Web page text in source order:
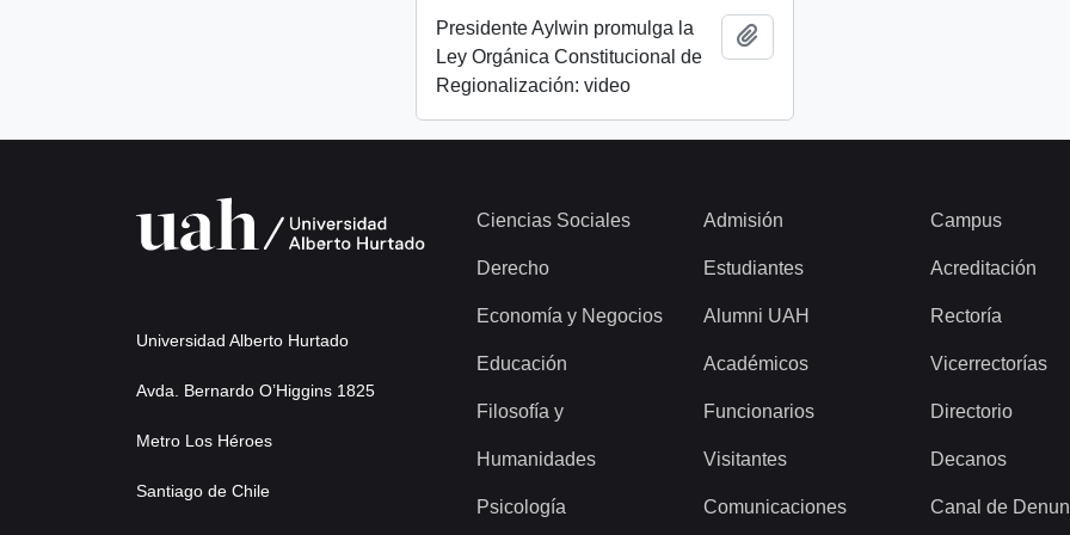
Presidente Aylwin promulga la
Ley Orgánica Constitucional de
Regionalización: video
Universidad Alberto Hurtado
Avda. Bernardo O’Higgins 1825
Metro Los Héroes
Santiago de Chile
Ciencias Sociales
Derecho
Economía y Negocios
Educación
Filosofía y
Humanidades
Psicología
Admisión
Estudiantes
Alumni UAH
Académicos
Funcionarios
Visitantes
Comunicaciones
Campus
Acreditación
Rectoría
Vicerrectorías
Directorio
Decanos
Canal de